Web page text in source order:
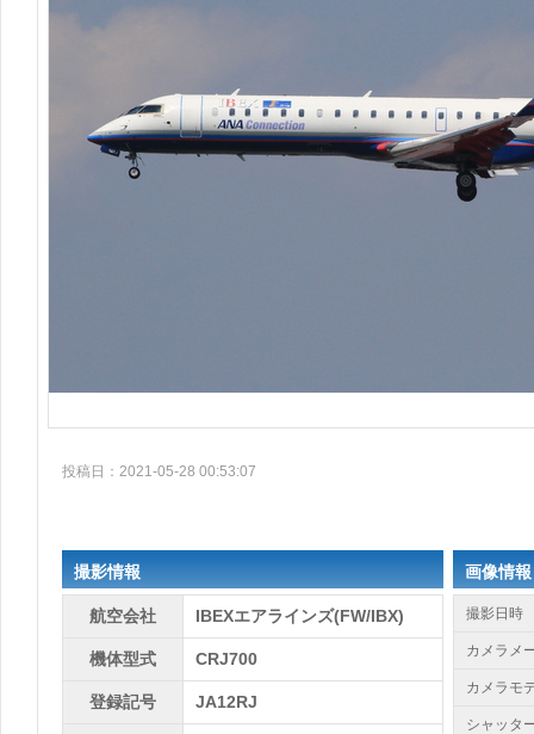
投稿日：2021-05-28 00:53:07
撮影情報
航空会社 IBEXエアラインズ(FW/IBX)
機体型式 CRJ700
登録記号 JA12RJ
画像情報
撮影日時
カメラメ
カメラモ
シャッタ